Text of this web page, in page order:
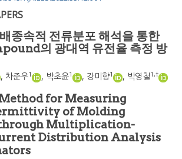
g
a
o
종속적 전류분포 해석을 통한
의 광대역 유전율 측정 방
, 차준우1 , 박초윤1 , 강미향1 , 박영철1,†
for Measuring
of Molding
Multiplication-
Distribution Analysis